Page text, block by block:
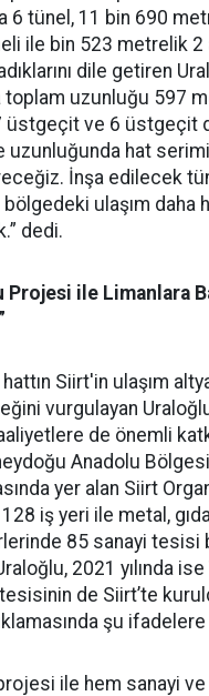
6 tünel, 11 bin 690
ile bin 523 metrelik 2
dile getiren
toplam uzunluğu 597
üstgeçit ve 6 üstgeçit
uzunluğunda hat serimi
İnşa edilecek
ulaşım daha
dedi.
Projesi ile Limanlara
Siirt'in ulaşım
vurgulayan
de önemli
Anadolu
yer alan Siirt
iş yeri ile metal,
85 sanayi tesisi
2021 yılında
de Siirt’te
şu
ile hem sanayi